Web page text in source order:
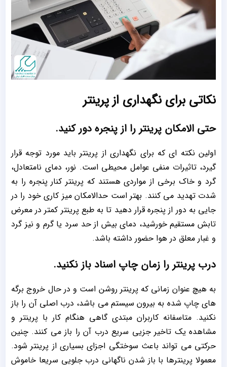
نکاتی برای نگهداری از پرینتر
حتی الامکان پرینتر را از پنجره دور کنید.
اولین نکته ای که برای نگهداری از پرینتر باید مورد توجه قرار
گیرد، تاثیرات منفی عوامل محیطی است. نور، دمای نامتعادل،
گرد و خاک برخی از مواردی هستند که پرینتر کنار پنجره را به
شدت تهدید می کنند. بهتر است حدالامکان میز کاری خود را در
جایی به دور از پنجره قرار دهید تا به طبع پرینتر کمتر در معرض
تابش مستقیم خورشید، دمای بیش از حد سرد یا گرم و نیز گرد
و غبار معلق در هوا حضور داشته باشد.
درب پرینتر را زمان چاپ اسناد باز نکنید.
به هیچ عنوان زمانی که پرینتر روشن است و در حال خروج برگه
های چاپ شده به بیرون سیستم می باشد، درب اصلی آن را باز
نکنید. متاسفانه کاربران مبتدی گاهی هنگام کار با پرینتر و
مشاهده یک تاخیر جزیی سریع درب آن را باز می کنند. چنین
حرکتی می تواند باعث سوختگی اجزای بسیاری از پرینتر شود.
معمولا پرینترها با باز شدن ناگهانی درب جلویی سریعا خاموش